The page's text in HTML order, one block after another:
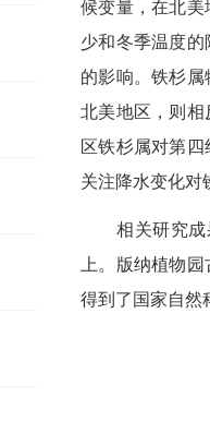
候变量，在北美
少和冬季温度
的影响。铁杉
北美地区 ， 则相
区铁杉属对第
关注降水变化对
相关研究成
上。版纳植物
得到了国家自然